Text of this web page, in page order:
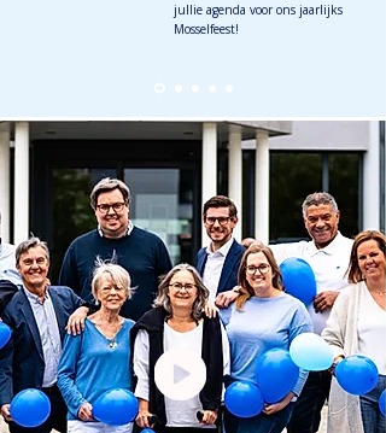
jullie agenda voor ons jaarlijks
Mosselfeest!